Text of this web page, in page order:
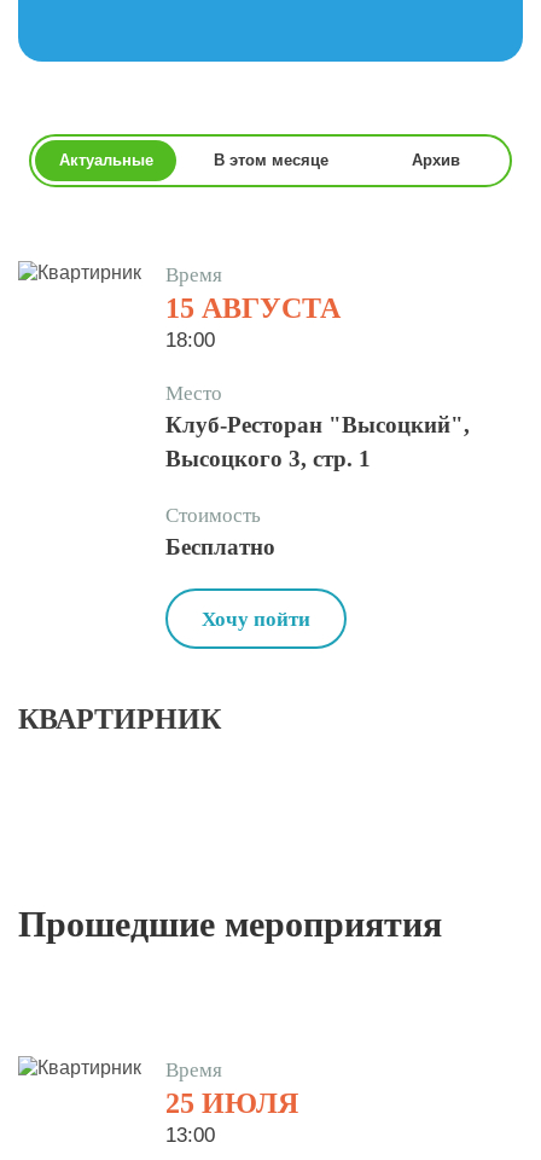
Актуальные В этом месяце Архив
Время
15 АВГУСТА
18:00
Место
Клуб-Ресторан "Высоцкий",
Высоцкого 3, стр. 1
Стоимость
Бесплатно
Хочу пойти
КВАРТИРНИК
Прошедшие мероприятия
Время
25 ИЮЛЯ
13:00